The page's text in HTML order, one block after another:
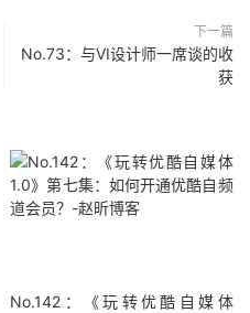
下一篇
No.73：与VI设计师一席谈的收
获
No.142：《玩转优酷自媒体